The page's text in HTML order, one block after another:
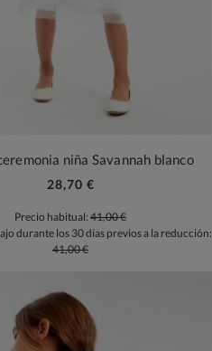
niña Savannah blanco
28,70 €
Precio habitual: 41,00 €
durante los 30 días previos a la reducción:
41,00 €